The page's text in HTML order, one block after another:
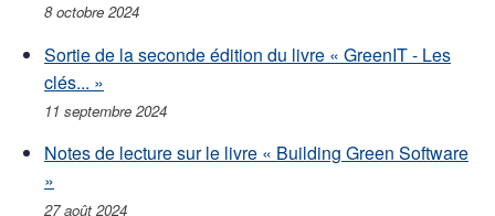
8 octobre 2024
Sortie de la seconde édition du livre « GreenIT - Les
clés... »
11 septembre 2024
Notes de lecture sur le livre « Building Green Software
»
27 août 2024